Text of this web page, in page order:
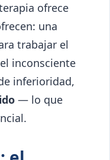
ofrece
una
trabajar el
inconsciente
inferioridad,
— lo que